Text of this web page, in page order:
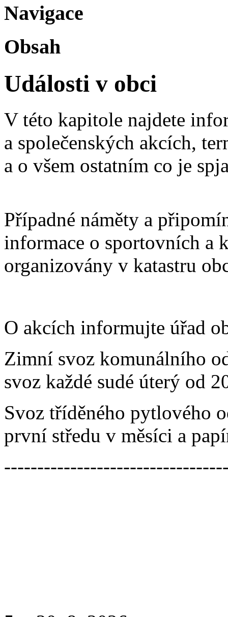
Navigace
Obsah
Události v obci
V této kapitole najdete
a společenských akcích,
a o všem ostatním co je
Případné náměty a
informace o sportovních a
organizovány v katastru
O akcích informujte úřad
Zimní svoz komunálního
svoz každé sudé úterý od
Svoz tříděného pytlového
první středu v měsíci a